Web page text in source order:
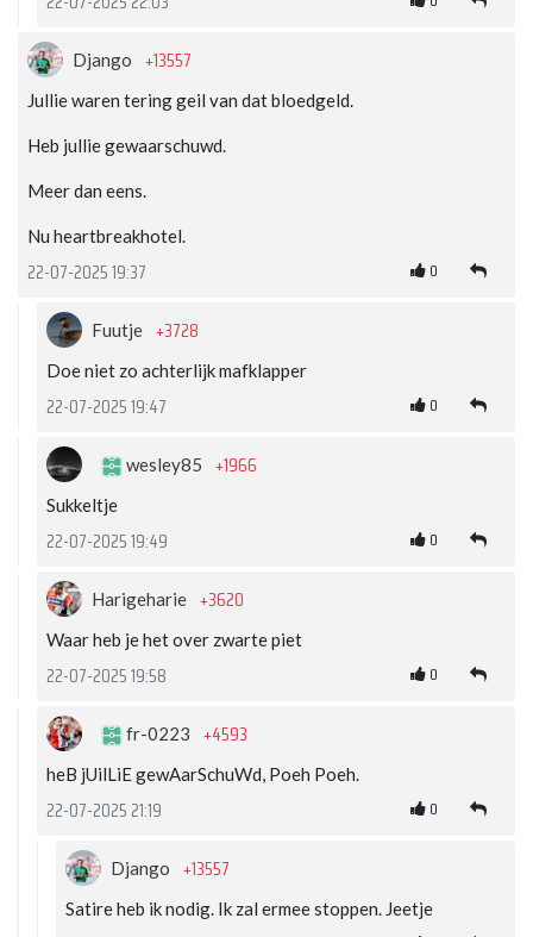
Django +13557
Jullie waren tering geil van dat bloedgeld.
Heb jullie gewaarschuwd.
Meer dan eens.
Nu heartbreakhotel.
22-07-2025 19:37 0
Fuutje +3728
Doe niet zo achterlijk mafklapper
22-07-2025 19:47 0
wesley85 +1966
Sukkeltje
22-07-2025 19:49 0
Harigeharie +3620
Waar heb je het over zwarte piet
22-07-2025 19:58 0
fr-0223 +4593
heB jUilLiE gewAarSchuWd, Poeh Poeh.
22-07-2025 21:19 0
Django +13557
Satire heb ik nodig. Ik zal ermee stoppen. Jeetje